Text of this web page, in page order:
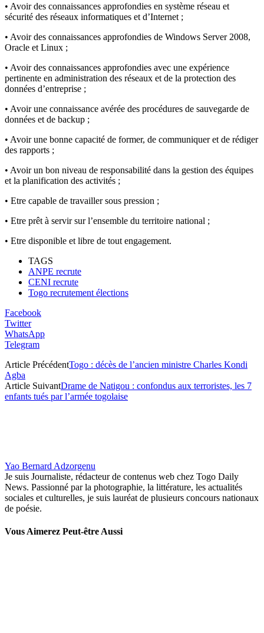
• Avoir des connaissances approfondies en système réseau et
sécurité des réseaux informatiques et d’Internet ;
• Avoir des connaissances approfondies de Windows Server 2008,
Oracle et Linux ;
• Avoir des connaissances approfondies avec une expérience
pertinente en administration des réseaux et de la protection des
données d’entreprise ;
• Avoir une connaissance avérée des procédures de sauvegarde de
données et de backup ;
• Avoir une bonne capacité de former, de communiquer et de rédiger
des rapports ;
• Avoir un bon niveau de responsabilité dans la gestion des équipes
et la planification des activités ;
• Etre capable de travailler sous pression ;
• Etre prêt à servir sur l’ensemble du territoire national ;
• Etre disponible et libre de tout engagement.
TAGS
ANPE recrute
CENI recrute
Togo recrutement élections
Facebook
Twitter
WhatsApp
Telegram
Article PrécédentTogo : décès de l’ancien ministre Charles Kondi
Agba
Article SuivantDrame de Natigou : confondus aux terroristes, les 7
enfants tués par l’armée togolaise
Yao Bernard Adzorgenu
Je suis Journaliste, rédacteur de contenus web chez Togo Daily
News. Passionné par la photographie, la littérature, les actualités
sociales et culturelles, je suis lauréat de plusieurs concours nationaux
de poésie.
Vous Aimerez Peut-être Aussi